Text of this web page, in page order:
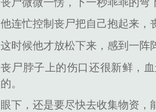
他连忙控制丧尸把自己抱起来，
这时候他才放松下来，感到一阵
丧尸脖子上的伤口还很新鲜，
的。
眼下，还是要尽快去收集物资，